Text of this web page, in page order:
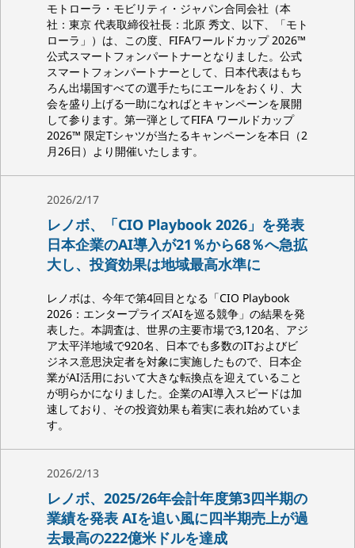
モトローラ・モビリティ・ジャパン合同会社（本
社：東京 代表取締役社長：北原 秀文、以下、「モト
ローラ」）は、この度、FIFAワールドカップ 2026™
公式スマートフォンパートナーとなりました。公式
スマートフォンパートナーとして、日本代表はもち
ろん出場国すべての選手たちにエールをおくり、大
会を盛り上げる一助になればとキャンペーンを展開
して参ります。第一弾としてFIFA ワールドカップ
2026™ 限定Tシャツが当たるキャンペーンを本日（2
月26日）より開催いたします。
2026/2/17
レノボ、「CIO Playbook 2026」を発表
日本企業のAI導入が21％から68％へ急拡
大し、投資効果は地域最高水準に
レノボは、今年で第4回目となる「CIO Playbook
2026：エンタープライズAIを巡る競争」の結果を発
表した。本調査は、世界の主要市場で3,120名、アジ
ア太平洋地域で920名、日本でも多数のITおよびビ
ジネス意思決定者を対象に実施したもので、日本企
業がAI活用において大きな転換点を迎えていること
が明らかになりました。企業のAI導入スピードは加
速しており、その投資効果も着実に表れ始めていま
す。
2026/2/13
レノボ、2025/26年会計年度第3四半期の
業績を発表 AIを追い風に四半期売上が過
去最高の222億米ドルを達成